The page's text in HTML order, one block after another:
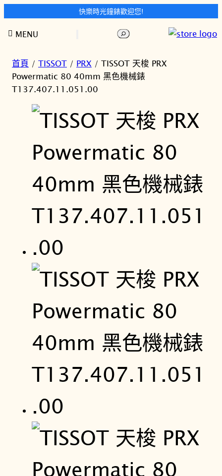
快樂時光鐘錶歡迎您!
至
搜
MENU
首頁 / TISSOT / PRX / TISSOT 天梭 PRX
Powermatic 80 40mm 黑色機械錶
T137.407.11.051.00